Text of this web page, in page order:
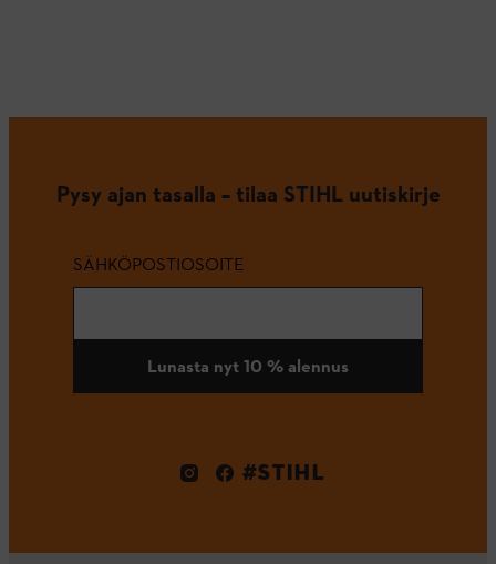
Pysy ajan tasalla – tilaa STIHL uutiskirje
SÄHKÖPOSTIOSOITE
Lunasta nyt 10 % alennus
#STIHL